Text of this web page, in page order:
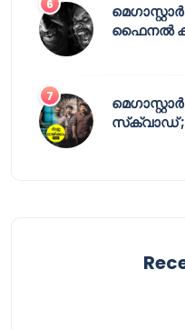
ഫൈനൽ
സ്‌ക്വാഡ് ;